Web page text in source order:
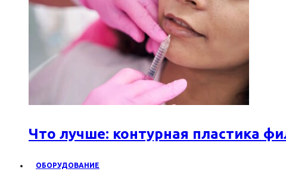
Что лучше: контурная пластика
ОБОРУДОВАНИЕ